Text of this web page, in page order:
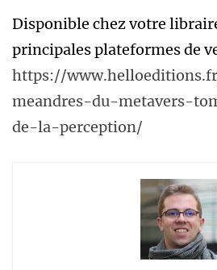
Disponible chez votre
principales plateformes de
https://
meandres-du-metavers-
de-la-perception/